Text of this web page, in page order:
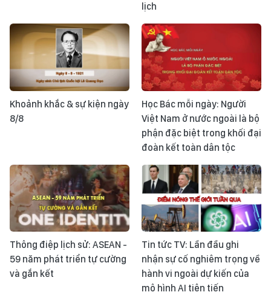
lịch
Khoảnh khắc & sự kiện ngày
8/8
Học Bác mỗi ngày: Người
Việt Nam ở nước ngoài là bộ
phận đặc biệt trong khối đại
đoàn kết toàn dân tộc
Thông điệp lịch sử: ASEAN -
59 năm phát triển tự cường
và gắn kết
Tin tức TV: Lần đầu ghi
nhận sự cố nghiêm trọng về
hành vi ngoài dự kiến của
mô hình AI tiên tiến